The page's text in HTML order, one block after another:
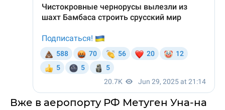
Вже в аеропорту РФ Метуген Уна-на